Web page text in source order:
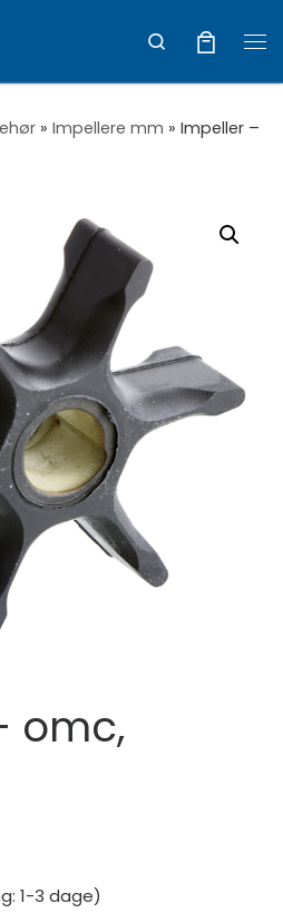
Search
» Impellere mm » Impeller –
omc,
1-3 dage)